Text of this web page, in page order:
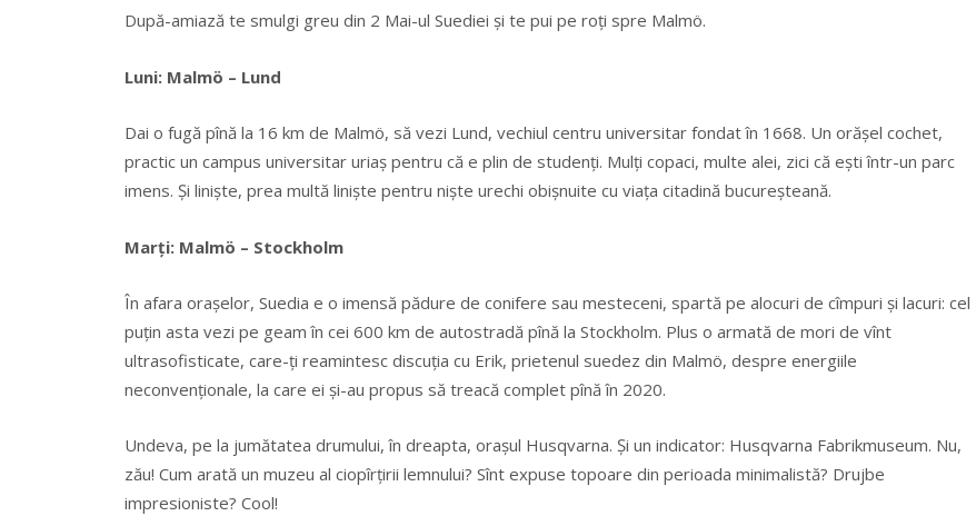
După-amiază te smulgi greu din 2 Mai-ul Suediei şi te pui pe roţi spre Malmö.
Luni: Malmö – Lund
Dai o fugă pînă la 16 km de Malmö, să vezi Lund, vechiul centru universitar fondat în 1668. Un orăşel cochet,
practic un campus universitar uriaş pentru că e plin de studenţi. Mulți copaci, multe alei, zici că eşti într-un parc
imens. Şi linişte, prea multă linişte pentru niște urechi obișnuite cu viața citadină bucureșteană.
Marţi: Malmö – Stockholm
În afara oraşelor, Suedia e o imensă pădure de conifere sau mesteceni, spartă pe alocuri de cîmpuri şi lacuri: cel
puțin asta vezi pe geam în cei 600 km de autostradă pînă la Stockholm. Plus o armată de mori de vînt
ultrasofisticate, care-ţi reamintesc discuţia cu Erik, prietenul suedez din Malmö, despre energiile
neconvenţionale, la care ei şi-au propus să treacă complet pînă în 2020.
Undeva, pe la jumătatea drumului, în dreapta, oraşul Husqvarna. Şi un indicator: Husqvarna Fabrikmuseum. Nu,
zău! Cum arată un muzeu al ciopîrțirii lemnului? Sînt expuse topoare din perioada minimalistă? Drujbe
impresioniste? Cool!